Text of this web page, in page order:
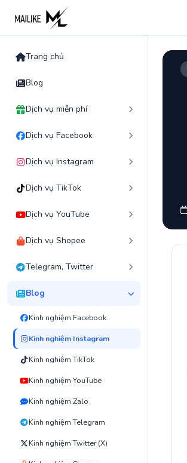
content
Trang chủ
Blog
Dịch vụ miễn phí
Dịch vụ Facebook
Dịch vụ Instagram
Dịch vụ TikTok
Dịch vụ YouTube
Dịch vụ Shopee
Telegram, Twitter
Blog
Kinh nghiệm Facebook
Kinh nghiệm Instagram
Kinh nghiệm TikTok
Kinh nghiệm YouTube
Kinh nghiệm Zalo
Kinh nghiệm Telegram
Kinh nghiệm Twitter (X)